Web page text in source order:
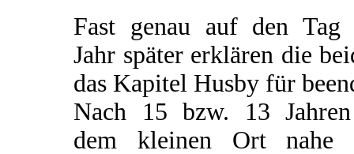
Fast genau auf den Tag
Jahr später erklären die
das Kapitel Husby für
Nach 15 bzw. 13
dem kleinen Ort nahe